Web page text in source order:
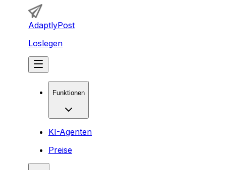
AdaptlyPost
Loslegen
Funktionen
KI-Agenten
Preise